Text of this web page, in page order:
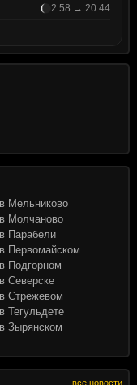
все новости
2:58 → 20:44
Мельниково
Молчаново
Парабели
Первомайском
Подгорном
Северске
Стрежевом
Тегульдете
Зырянском